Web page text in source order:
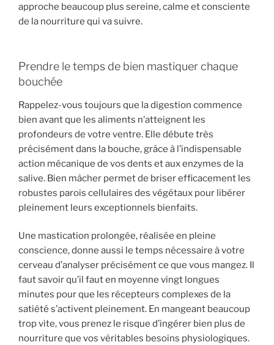
approche beaucoup plus sereine, calme et consciente
de la nourriture qui va suivre.
Prendre le temps de bien mastiquer chaque
bouchée
Rappelez-vous toujours que la digestion commence
bien avant que les aliments n’atteignent les
profondeurs de votre ventre. Elle débute très
précisément dans la bouche, grâce à l’indispensable
action mécanique de vos dents et aux enzymes de la
salive. Bien mâcher permet de briser efficacement les
robustes parois cellulaires des végétaux pour libérer
pleinement leurs exceptionnels bienfaits.
Une mastication prolongée, réalisée en pleine
conscience, donne aussi le temps nécessaire à votre
cerveau d’analyser précisément ce que vous mangez. Il
faut savoir qu’il faut en moyenne vingt longues
minutes pour que les récepteurs complexes de la
satiété s’activent pleinement. En mangeant beaucoup
trop vite, vous prenez le risque d’ingérer bien plus de
nourriture que vos véritables besoins physiologiques.